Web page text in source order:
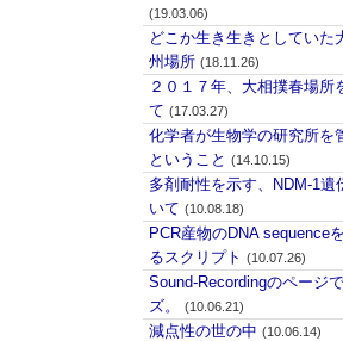
(19.03.06)
どこか生き生きとしていた
州場所 (18.11.26)
２０１７年、大相撲春場所
て (17.03.27)
化学者が生物学の研究所を
ということ (14.10.15)
多剤耐性を示す、NDM-1遺
いて (10.08.18)
PCR産物のDNA sequence
るスクリプト (10.07.26)
Sound-Recordingのページ
ズ。
(10.06.21)
減点性の世の中 (10.06.14)